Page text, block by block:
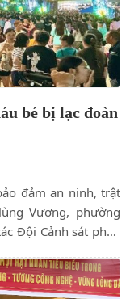
bé bị lạc đoàn
đảm an ninh, trật
Vương, phường
Đội Cảnh sát phản
Sơn đã kịp thời hỗ